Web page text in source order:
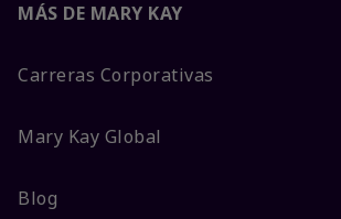
MÁS DE MARY KAY
Carreras Corporativas
Mary Kay Global
Blog